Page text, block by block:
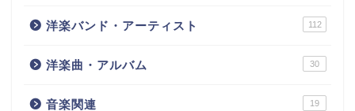
洋楽バンド・アーティスト 112
洋楽曲・アルバム 30
音楽関連 19